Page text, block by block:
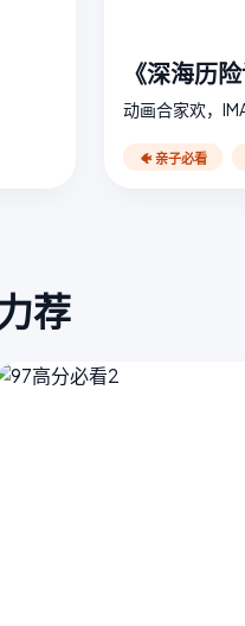
《深海历险
动画合家欢，
🐠 亲子必看
荐